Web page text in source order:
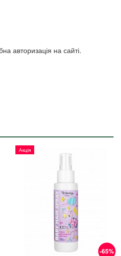
авторизація на сайті.
-65%
Акція